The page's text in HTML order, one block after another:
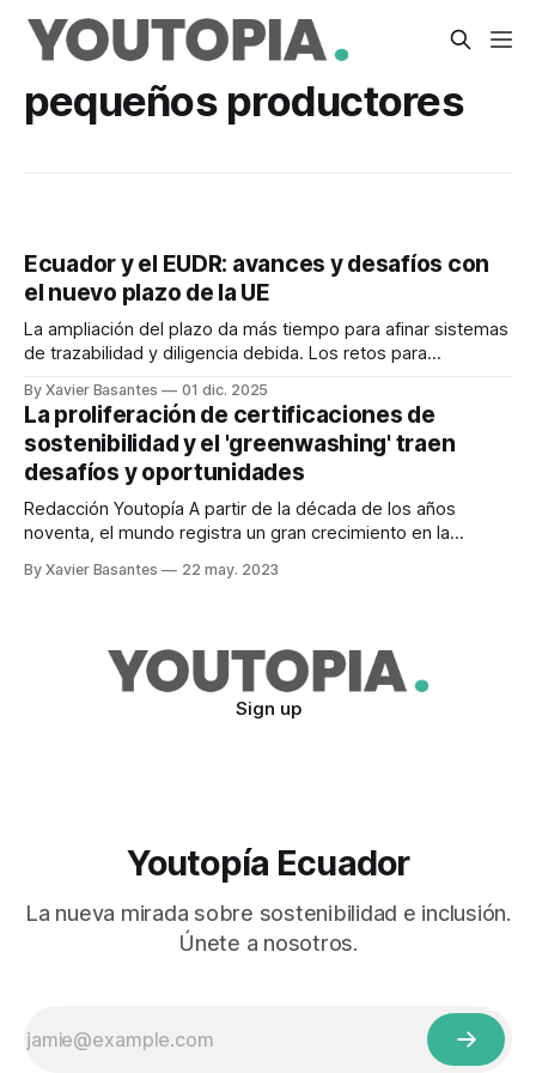
pequeños productores
Ecuador y el EUDR: avances y desafíos con
el nuevo plazo de la UE
La ampliación del plazo da más tiempo para afinar sistemas
de trazabilidad y diligencia debida. Los retos para
By Xavier Basantes 01 dic. 2025
La proliferación de certificaciones de
sostenibilidad y el 'greenwashing' traen
desafíos y oportunidades
Redacción Youtopía A partir de la década de los años
noventa, el mundo registra un gran crecimiento en la
últimos cinco años se registran niveles de estancamiento,
By Xavier Basantes 22 may. 2023
Sign up
Youtopía Ecuador
La nueva mirada sobre sostenibilidad e inclusión.
Únete a nosotros.